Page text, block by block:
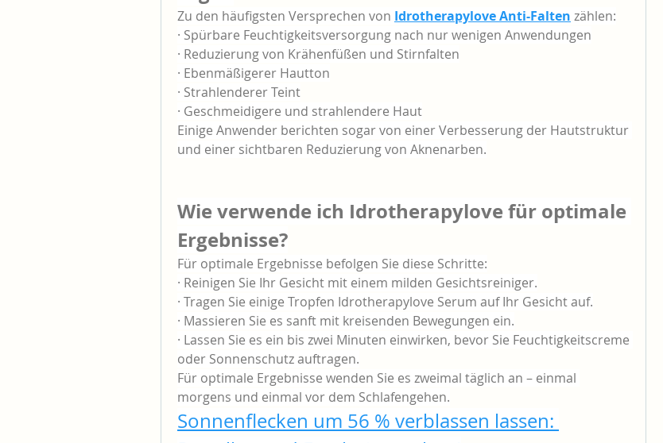
Zu den häufigsten Versprechen von Idrotherapylove Anti-Falten zählen:
· Spürbare Feuchtigkeitsversorgung nach nur wenigen Anwendungen
· Reduzierung von Krähenfüßen und Stirnfalten
· Ebenmäßigerer Hautton
· Strahlenderer Teint
· Geschmeidigere und strahlendere Haut
Einige Anwender berichten sogar von einer Verbesserung der Hautstruktur
und einer sichtbaren Reduzierung von Aknenarben.
Wie verwende ich Idrotherapylove für optimale
Ergebnisse?
Für optimale Ergebnisse befolgen Sie diese Schritte:
· Reinigen Sie Ihr Gesicht mit einem milden Gesichtsreiniger.
· Tragen Sie einige Tropfen Idrotherapylove Serum auf Ihr Gesicht auf.
· Massieren Sie es sanft mit kreisenden Bewegungen ein.
· Lassen Sie es ein bis zwei Minuten einwirken, bevor Sie Feuchtigkeitscreme
oder Sonnenschutz auftragen.
Für optimale Ergebnisse wenden Sie es zweimal täglich an – einmal
morgens und einmal vor dem Schlafengehen.
Sonnenflecken um 56 % verblassen lassen: